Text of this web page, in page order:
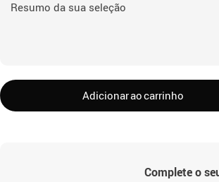
Resumo da sua seleção
Adicionar ao carrinho
Complete o